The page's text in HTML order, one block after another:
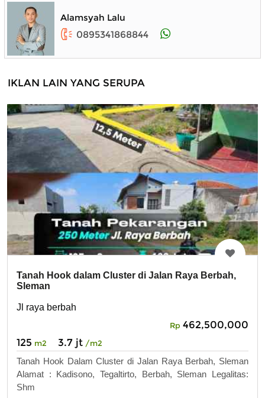
Alamsyah Lalu
0895341868844
IKLAN LAIN YANG SERUPA
Tanah Hook dalam Cluster di Jalan Raya Berbah,
Sleman
Jl raya berbah
Rp 462,500,000
125 m2 3.7 jt /m2
Tanah Hook Dalam Cluster di Jalan Raya Berbah, Sleman
Alamat : Kadisono, Tegaltirto, Berbah, Sleman Legalitas:
Shm